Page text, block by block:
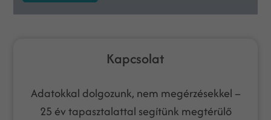
Kapcsolat
Adatokkal dolgozunk, nem megérzésekkel –
25 év tapasztalattal segítünk megtérülő